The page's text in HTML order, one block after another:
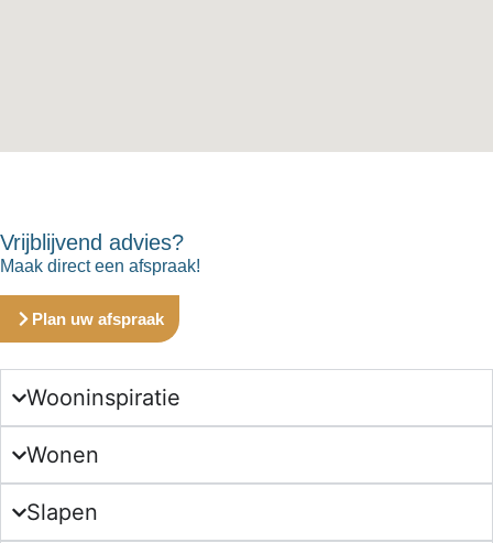
Vrijblijvend advies?
Maak direct een afspraak!
Plan uw afspraak
Wooninspiratie
Wonen
Slapen